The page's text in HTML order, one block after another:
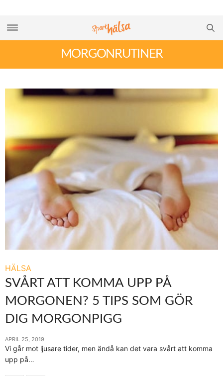
MORGONRUTINER
HÄLSA
SVÅRT ATT KOMMA UPP PÅ
MORGONEN? 5 TIPS SOM GÖR
DIG MORGONPIGG
APRIL 25, 2019
Vi går mot ljusare tider, men ändå kan det vara svårt att komma
upp på…